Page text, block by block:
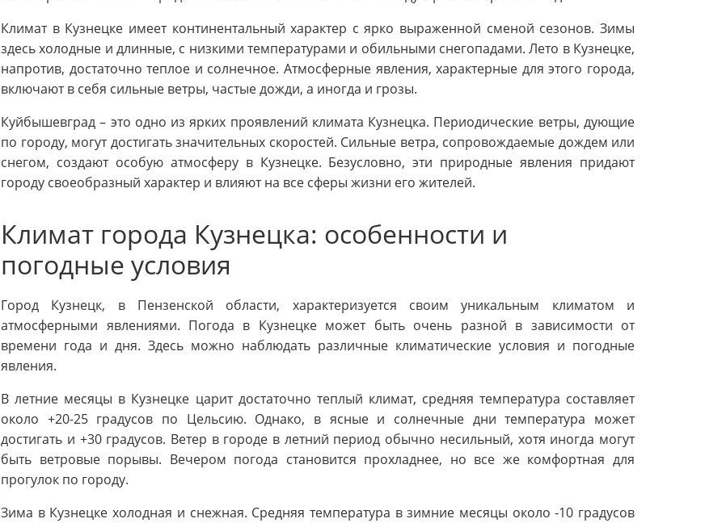
Климат в Кузнецке имеет континентальный характер с ярко выраженной сменой сезонов. Зимы
здесь холодные и длинные, с низкими температурами и обильными снегопадами. Лето в Кузнецке,
напротив, достаточно теплое и солнечное. Атмосферные явления, характерные для этого города,
включают в себя сильные ветры, частые дожди, а иногда и грозы.
Куйбышевград – это одно из ярких проявлений климата Кузнецка. Периодические ветры, дующие
по городу, могут достигать значительных скоростей. Сильные ветра, сопровождаемые дождем или
снегом, создают особую атмосферу в Кузнецке. Безусловно, эти природные явления придают
городу своеобразный характер и влияют на все сферы жизни его жителей.
Климат города Кузнецка: особенности и
погодные условия
Город Кузнецк, в Пензенской области, характеризуется своим уникальным климатом и
атмосферными явлениями. Погода в Кузнецке может быть очень разной в зависимости от
времени года и дня. Здесь можно наблюдать различные климатические условия и погодные
явления.
В летние месяцы в Кузнецке царит достаточно теплый климат, средняя температура составляет
около +20-25 градусов по Цельсию. Однако, в ясные и солнечные дни температура может
достигать и +30 градусов. Ветер в городе в летний период обычно несильный, хотя иногда могут
быть ветровые порывы. Вечером погода становится прохладнее, но все же комфортная для
прогулок по городу.
Зима в Кузнецке холодная и снежная. Средняя температура в зимние месяцы около -10 градусов